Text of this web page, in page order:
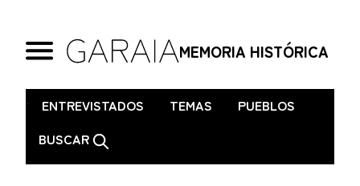
MEMORIA HISTÓRICA
. ENTREVISTADOS TEMAS
PUEBLOS
BUSCAR